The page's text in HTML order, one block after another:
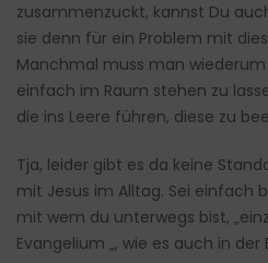
zusammenzuckt, kannst Du
sie denn für ein Problem mit
Manchmal muss man
einfach im Raum stehen zu
die ins Leere führen, diese zu
Tja, leider gibt es da keine
mit Jesus im Alltag. Sei einfach
mit wem du unterwegs bist,
Evangelium „, wie es auch in der